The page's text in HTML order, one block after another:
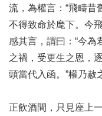
流，為權言：“飛疇昔
不得致命於麾下。今
感其言，謂曰：“今為
之禍，受更生之恩，
頭當代入函。”權乃赦
正飲酒間，只見座上